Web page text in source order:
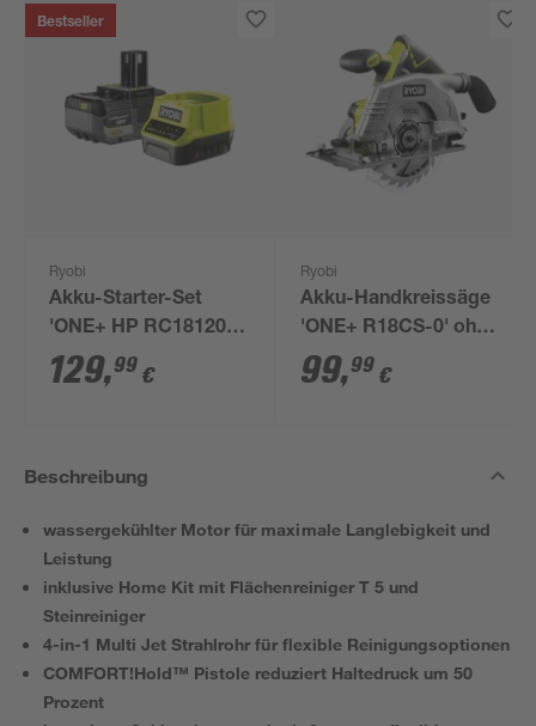
Bestseller
Ryobi
Akku-Starter-Set
'ONE+ HP RC18120-
150X' 18 V 5,0 Ah mit
Akku und Ladegerät
129,99 €
Ryobi
Akku-Handkreissäge
'ONE+ R18CS-0' ohne
Akku, Ø 165 mm
99,99 €
Beschreibung
wassergekühlter Motor für maximale Langlebigkeit und
Leistung
inklusive Home Kit mit Flächenreiniger T 5 und
Steinreiniger
4-in-1 Multi Jet Strahlrohr für flexible Reinigungsoptionen
COMFORT!Hold™ Pistole reduziert Haltedruck um 50
Prozent